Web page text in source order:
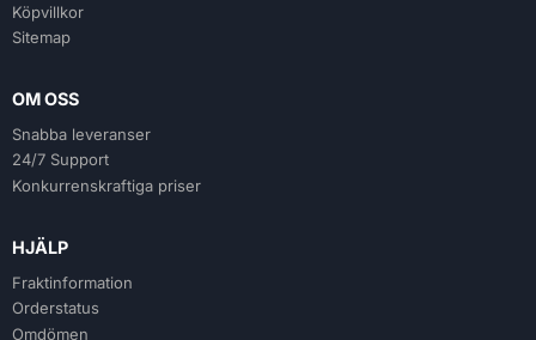
Köpvillkor
Sitemap
OM OSS
Snabba leveranser
24/7 Support
Konkurrenskraftiga priser
HJÄLP
Fraktinformation
Orderstatus
Omdömen